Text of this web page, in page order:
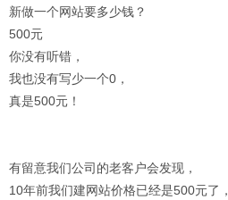
新做一个网站要多少钱？
500元
你没有听错，
我也没有写少一个0，
真是500元！
有留意我们公司的老客户会发现，
10年前我们建网站价格已经是500元了，